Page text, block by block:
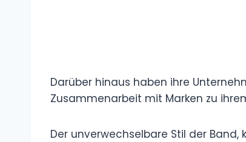
Darüber hinaus haben ihre
Zusammenarbeit mit Marken zu
Der unverwechselbare Stil der